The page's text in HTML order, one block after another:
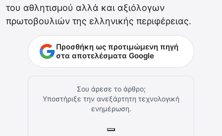
του αθλητισμού αλλά και αξιόλογων
πρωτοβουλιών της ελληνικής περιφέρειας.
Προσθήκη ως προτιμώμενη πηγή
στα αποτελέσματα Google
Σου άρεσε το άρθρο;
Υποστήριξε την ανεξάρτητη τεχνολογική
ενημέρωση.